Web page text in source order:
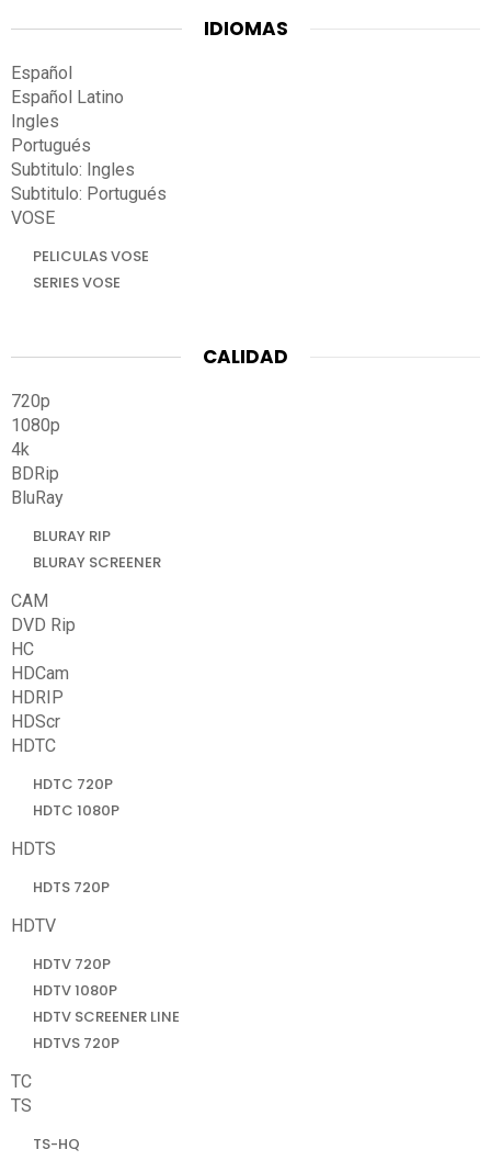
IDIOMAS
Español
Español Latino
Ingles
Portugués
Subtitulo: Ingles
Subtitulo: Portugués
VOSE
PELICULAS VOSE
SERIES VOSE
CALIDAD
720p
1080p
4k
BDRip
BluRay
BLURAY RIP
BLURAY SCREENER
CAM
DVD Rip
HC
HDCam
HDRIP
HDScr
HDTC
HDTC 720P
HDTC 1080P
HDTS
HDTS 720P
HDTV
HDTV 720P
HDTV 1080P
HDTV SCREENER LINE
HDTVS 720P
TC
TS
TS-HQ